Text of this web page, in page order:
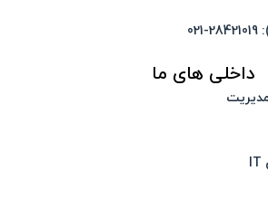
داخلی های ما